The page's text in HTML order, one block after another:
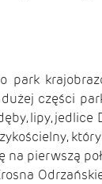
park
części
lipy, jedlice
pierwszą